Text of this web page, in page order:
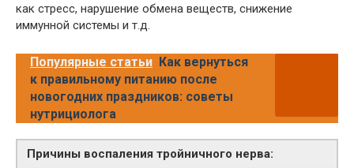
как стресс, нарушение обмена веществ, снижение
иммунной системы и т.д.
Популярные статьи Как вернуться
к правильному питанию после
новогодних праздников: советы
нутрициолога
Причины воспаления тройничного нерва: